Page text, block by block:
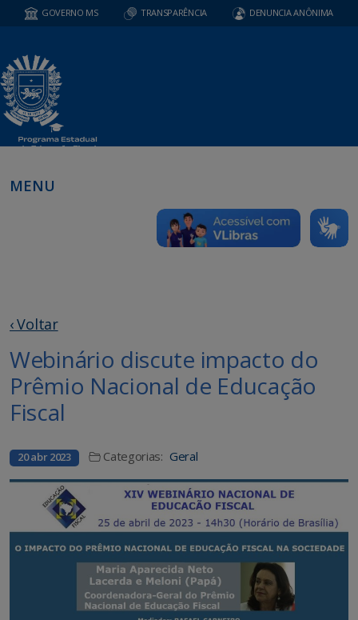
GOVERNO MS TRANSPARÊNCIA DENUNCIA ANÔNIMA
MENU
‹ Voltar
Webinário discute impacto do
Prêmio Nacional de Educação
Fiscal
20 abr 2023 Categorias: Geral